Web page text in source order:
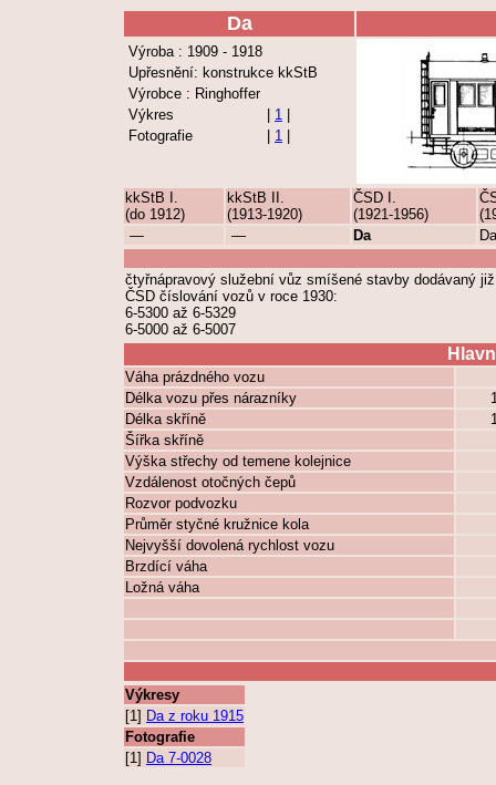
Da
Výroba : 1909 - 1918
Upřesnění: konstrukce kkStB
Výrobce : Ringhoffer
Výkres
1
Fotografie
1
kkStB I.
(do 1912)
kkStB II.
(1913-1920)
ČSD I.
(1921-1956)
—
— Da Da
čtyřnápravový služební vůz smíšené stavby dodávaný
ČSD číslování vozů v roce 1930:
6-5300 až 6-5329
6-5000 až 6-5007
Váha prázdného vozu
Délka vozu přes nárazníky
Délka skříně
Šířka skříně
Výška střechy od temene kolejnice
Vzdálenost otočných čepů
Rozvor podvozku
Průměr styčné kružnice kola
Nejvyšší dovolená rychlost vozu
Brzdící váha
Ložná váha
Výkresy
[1] Da z roku 1915
Fotografie
[1] Da 7-0028